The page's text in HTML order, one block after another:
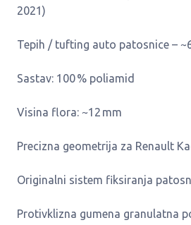
2021)
Tepih / tufting auto patosnice –
Sastav: 100 % poliamid
Visina flora: ~12 mm
Precizna geometrija za Renault
Originalni sistem fiksiranja
Protivklizna gumena granulatna